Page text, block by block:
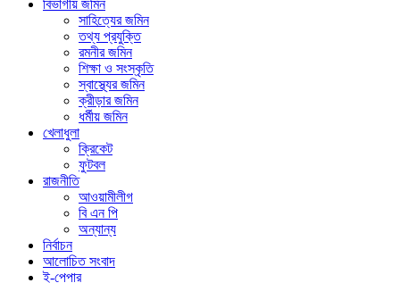
বিভাগীয় জমিন
সাহিত্যের জমিন
তথ্য প্রযুক্তি
রমনীর জমিন
শিক্ষা ও সংস্কৃতি
স্বাস্থ্যের জমিন
ক্রীড়ার জমিন
ধর্মীয় জমিন
খেলাধুলা
ক্রিকেট
ফুটবল
রাজনীতি
আওয়ামীলীগ
বি এন পি
অন্যান্য
নির্বাচন
আলোচিত সংবাদ
ই-পেপার